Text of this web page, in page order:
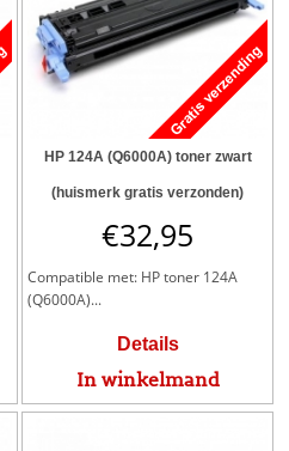
HP 124A (Q6000A) toner zwart
(huismerk gratis verzonden)
€32,95
Compatible met: HP toner 124A
(Q6000A)...
Details
In winkelmand